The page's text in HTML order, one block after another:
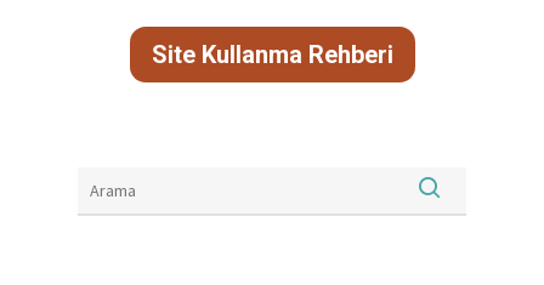
Site Kullanma Rehberi